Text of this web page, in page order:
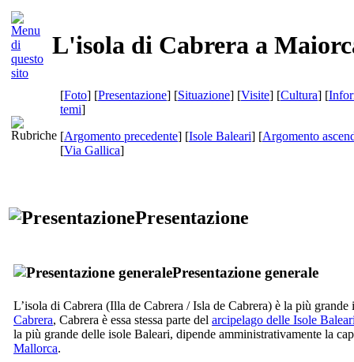
L'isola di Cabrera a
[Foto] [Presentazione] [Situazione] [Visite] [Cultura] [
temi]
[Argomento precedente] [Isole Baleari] [Argomento
[Via Gallica]
Presentazione
Presentazione generale
L’isola di Cabrera (Illa de Cabrera /Isla de Cabrera) è la più grande
Cabrera, Cabrera è essa stessa parte del arcipelago delle Isole
la più grande delle isole Baleari, dipende amministrativamente la
Mallorca.